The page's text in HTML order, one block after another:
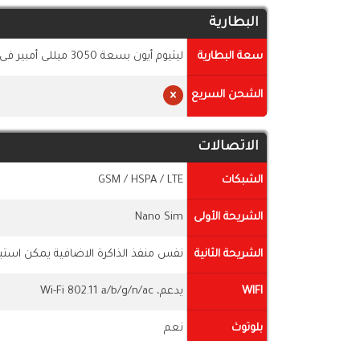
البطارية
سعة البطارية ليثيوم أيون بسعة 3050 ميللى أمبير فى الساعة، غير قابلة للإزالة بواسطة المستخدم
الشحن السريع
الاتصالات
الشبكات GSM / HSPA / LTE
الشريحة الأولى Nano Sim
الشريحة الثانية نفس منفذ الذاكرة الاضافية يمكن
WIFI يدعم، Wi-Fi 802.11 а/b/g/n/ac
بلوتوث نعم